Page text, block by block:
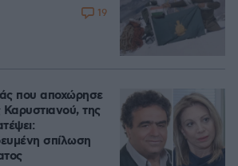
19
που αποχώρησε
της
σπίλωση